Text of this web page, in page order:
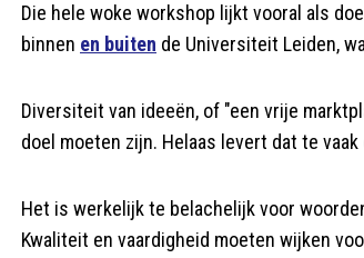
Die hele woke workshop lijkt vooral als
binnen en buiten de Universiteit Leiden,
Diversiteit van ideeën, of "een vrije
doel moeten zijn. Helaas levert dat te
Het is werkelijk te belachelijk voor
Kwaliteit en vaardigheid moeten wijken